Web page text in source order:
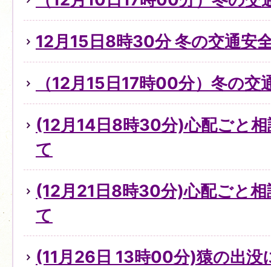
12月15日8時30分 冬の交通安
（12月15日17時00分）冬の
(12月14日8時30分)心配ごと
て
(12月21日8時30分)心配ごと
て
(11月26日 13時00分)猿の出没